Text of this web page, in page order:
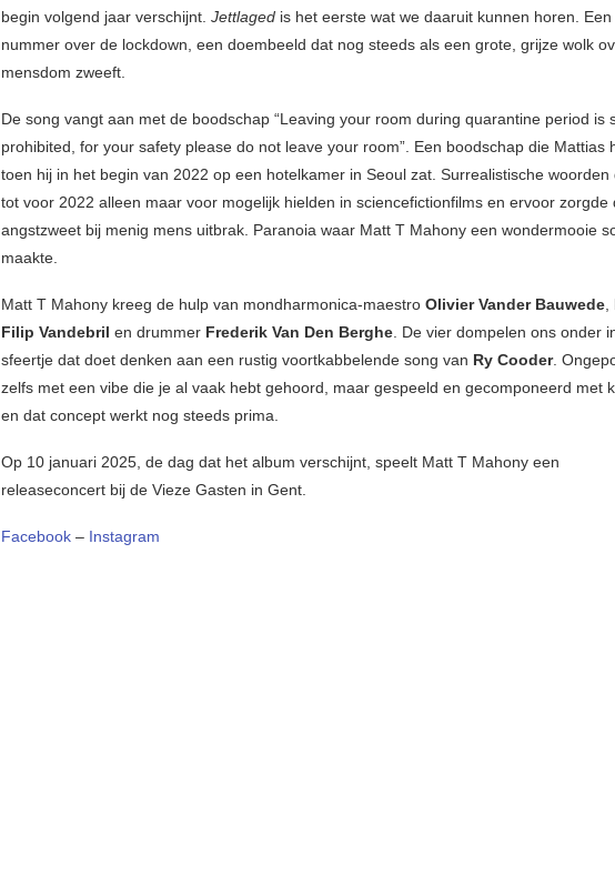
begin volgend jaar verschijnt. Jettlaged is het eerste wat we daaruit kunnen horen. Een
nummer over de lockdown, een doembeeld dat nog steeds als een grote, grijze wolk
mensdom zweeft.
De song vangt aan met de boodschap “Leaving your room during quarantine period is
prohibited, for your safety please do not leave your room”. Een boodschap die Mattias
toen hij in het begin van 2022 op een hotelkamer in Seoul zat. Surrealistische woorden
tot voor 2022 alleen maar voor mogelijk hielden in sciencefictionfilms en ervoor zorgde
angstzweet bij menig mens uitbrak. Paranoia waar Matt T Mahony een wondermooie
maakte.
Matt T Mahony kreeg de hulp van mondharmonica-maestro Olivier Vander Bauwede,
Filip Vandebril en drummer Frederik Van Den Berghe. De vier dompelen ons onder
sfeertje dat doet denken aan een rustig voortkabbelende song van Ry Cooder.
zelfs met een vibe die je al vaak hebt gehoord, maar gespeeld en gecomponeerd met
en dat concept werkt nog steeds prima.
Op 10 januari 2025, de dag dat het album verschijnt, speelt Matt T Mahony een
releaseconcert bij de Vieze Gasten in Gent.
Facebook – Instagram